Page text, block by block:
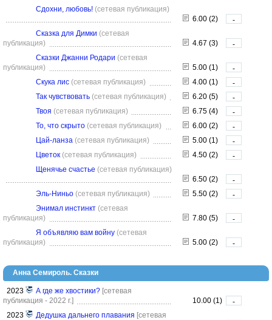
Сдохни, любовь! (сетевая публикация)
6.00 (2)
-
Сказка для Димки (сетевая
публикация)
4.67 (3)
-
Сказки Джанни Родари (сетевая
публикация)
5.00 (1)
-
Скука лис (сетевая публикация) 4.00 (1)
-
Так чувствовать (сетевая публикация) 6.20 (5)
-
Твоя (сетевая публикация) 6.75 (4)
-
То, что скрыто (сетевая публикация) 6.00 (2)
-
Цай-ланза (сетевая публикация) 5.00 (1)
-
Цветок (сетевая публикация) 4.50 (2)
-
Щенячье счастье (сетевая публикация)
6.50 (2)
-
Эль-Ниньо (сетевая публикация) 5.50 (2)
-
Энимал инстинкт (сетевая
публикация)
7.80 (5)
-
Я объявляю вам войну (сетевая
публикация)
5.00 (2) -
Анна Семироль. Сказки
2023 А где же хвостики? [сетевая
публикация - 2022 г.]
10.00 (1)
-
2023
Дедушка дальнего плавания [сетевая